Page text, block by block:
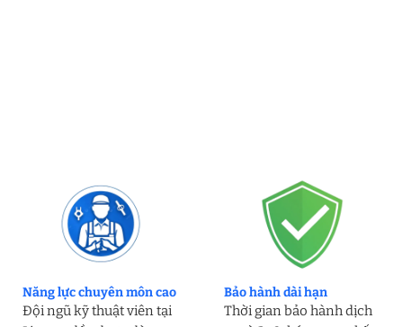
Năng lực chuyên môn cao
Đội ngũ kỹ thuật viên tại
Bảo hành dài hạn
Thời gian bảo hành dịch